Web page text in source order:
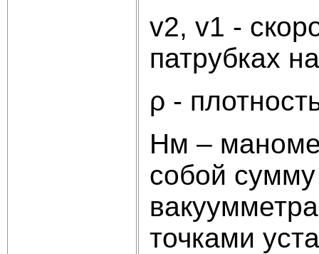
v2, v1 -
патрубках
ρ -
Hм –
собой
точками